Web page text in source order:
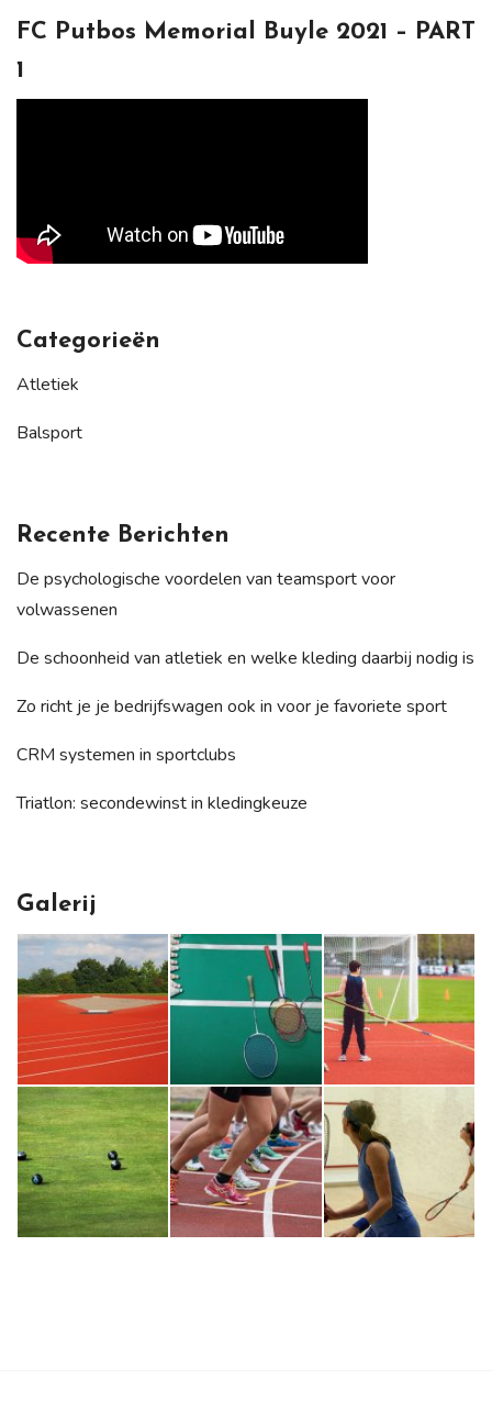
FC Putbos Memorial Buyle 2021 – PART
1
Categorieën
Atletiek
Balsport
Recente Berichten
De psychologische voordelen van teamsport voor
volwassenen
De schoonheid van atletiek en welke kleding daarbij nodig is
Zo richt je je bedrijfswagen ook in voor je favoriete sport
CRM systemen in sportclubs
Triatlon: secondewinst in kledingkeuze
Galerij